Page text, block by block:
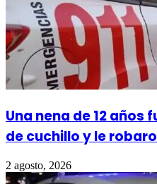
Una nena de 12
de cuchillo y le
2 agosto, 2026